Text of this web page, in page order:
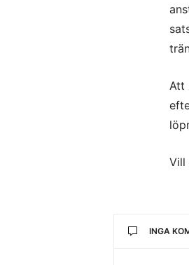
Att
Vill
INGA